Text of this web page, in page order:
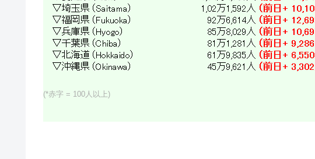
(*赤字 = 100人以上)